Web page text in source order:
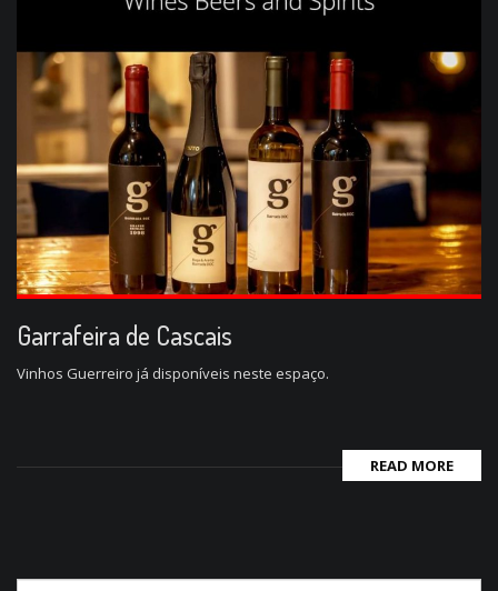
Garrafeira de Cascais
Vinhos Guerreiro já disponíveis neste espaço.
READ MORE